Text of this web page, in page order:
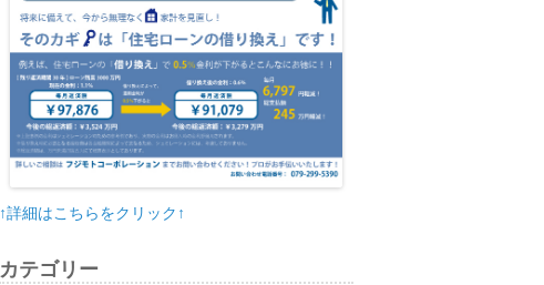
↑詳細はこちらをクリック↑
カテゴリー